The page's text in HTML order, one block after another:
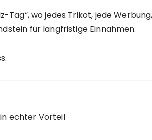
Tag“, wo jedes Trikot, jede
für langfristige Einnahmen.
echter Vorteil